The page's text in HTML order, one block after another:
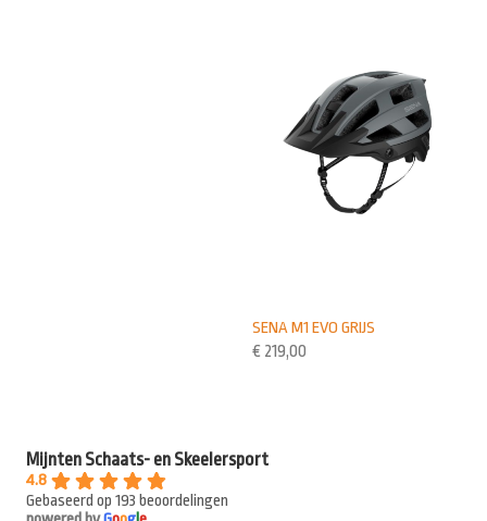
SENA M1 EVO GRIJS
€ 219,00
Mijnten Schaats- en Skeelersport
4.8
Gebaseerd op 193 beoordelingen